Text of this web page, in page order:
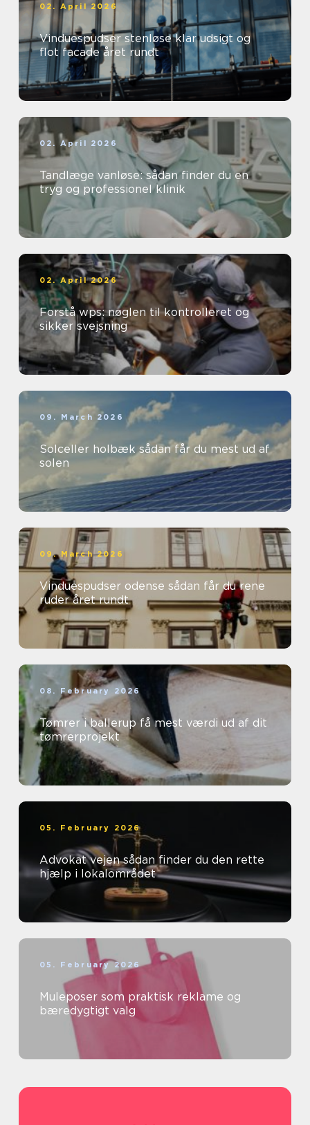
02. April 2026
Vinduespudser stenløse klar udsigt og
flot facade året rundt
02. April 2026
Tandlæge vanløse: sådan finder du en
tryg og professionel klinik
02. April 2026
Forstå wps: nøglen til kontrolleret og
sikker svejsning
09. March 2026
Solceller holbæk sådan får du mest ud af
solen
09. March 2026
Vinduespudser odense sådan får du rene
ruder året rundt
08. February 2026
Tømrer i ballerup få mest værdi ud af dit
tømrerprojekt
05. February 2026
Advokat vejen sådan finder du den rette
hjælp i lokalområdet
05. February 2026
Muleposer som praktisk reklame og
bæredygtigt valg